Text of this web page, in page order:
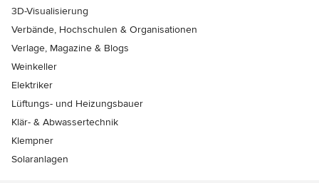
3D-Visualisierung
Verbände, Hochschulen & Organisationen
Verlage, Magazine & Blogs
Weinkeller
Elektriker
Lüftungs- und Heizungsbauer
Klär- & Abwassertechnik
Klempner
Solaranlagen